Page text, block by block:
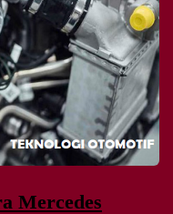
Mercedes